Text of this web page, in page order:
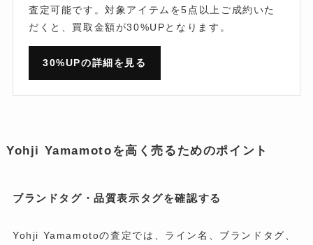
査定可能です。対象アイテムを5点以上ご成約いた
だくと、買取金額が30%UPとなります。
30%UPの詳細を見る
Yohji Yamamotoを高く売るためのポイント
ブランドタグ・品質表示タグを確認する
Yohji Yamamotoの査定では、ライン名、ブランドタグ、